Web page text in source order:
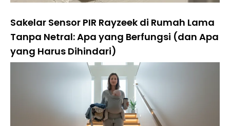
Sakelar Sensor PIR Rayzeek di Rumah Lama
Tanpa Netral: Apa yang Berfungsi (dan Apa
yang Harus Dihindari)